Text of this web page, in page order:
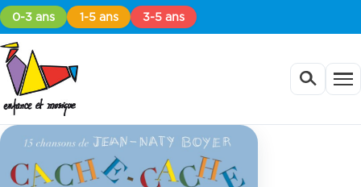
0-3 ans 1-5 ans 3-5 ans